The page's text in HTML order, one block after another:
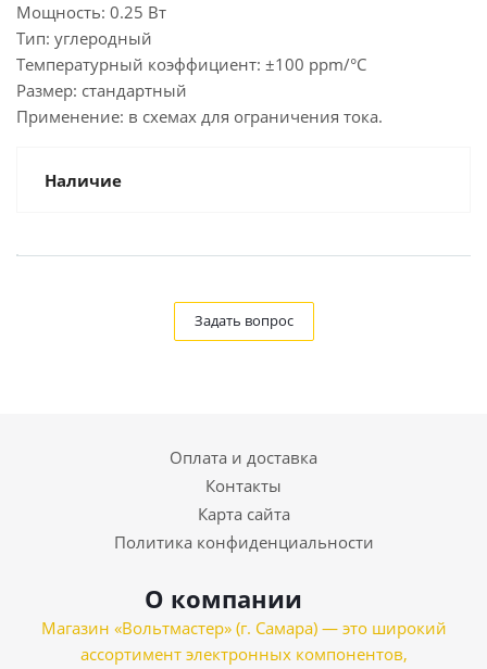
Мощность: 0.25 Вт
Тип: углеродный
Температурный коэффициент: ±100 ppm/°C
Размер: стандартный
Применение: в схемах для ограничения тока.
Наличие
Задать вопрос
Оплата и доставка
Контакты
Карта сайта
Политика конфиденциальности
О компании
Магазин «Вольтмастер» (г. Самара) — это широкий
ассортимент электронных компонентов,